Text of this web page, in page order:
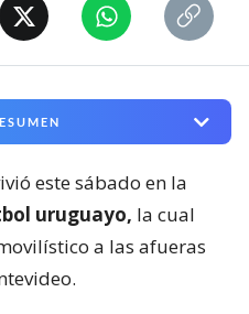
este sábado en la
uruguayo, la cual
a las afueras